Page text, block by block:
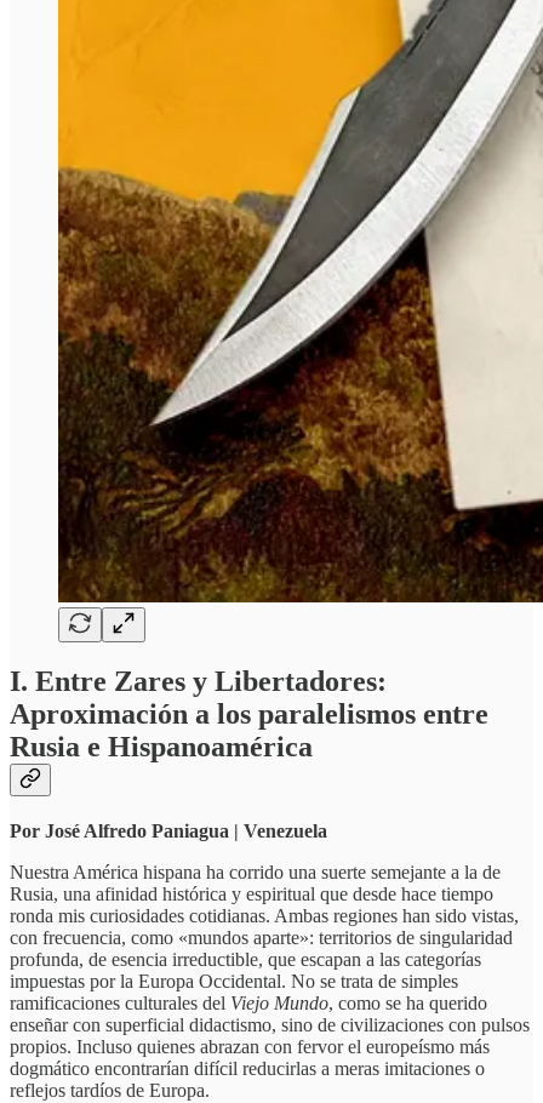
I. Entre Zares y Libertadores:
Aproximación a los paralelismos entre
Rusia e Hispanoamérica
Por José Alfredo Paniagua | Venezuela
Nuestra América hispana ha corrido una suerte semejante a la de
Rusia, una afinidad histórica y espiritual que desde hace tiempo
ronda mis curiosidades cotidianas. Ambas regiones han sido vistas,
con frecuencia, como «mundos aparte»: territorios de singularidad
profunda, de esencia irreductible, que escapan a las categorías
impuestas por la Europa Occidental. No se trata de simples
ramificaciones culturales del Viejo Mundo, como se ha querido
enseñar con superficial didactismo, sino de civilizaciones con pulsos
propios. Incluso quienes abrazan con fervor el europeísmo más
dogmático encontrarían difícil reducirlas a meras imitaciones o
reflejos tardíos de Europa.